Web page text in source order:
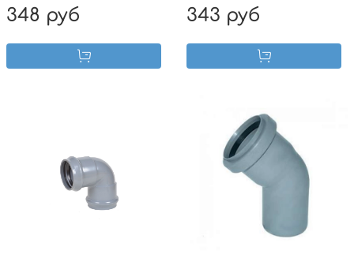
348 руб 343 руб